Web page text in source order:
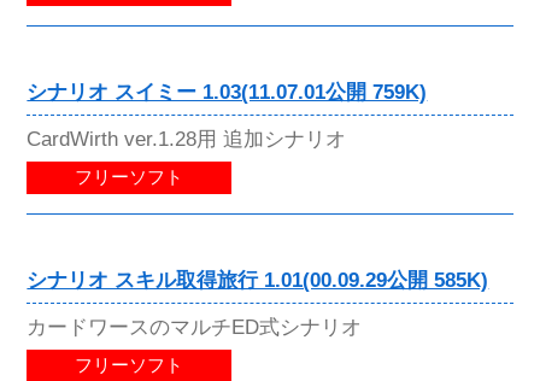
シナリオ スイミー 1.03(11.07.01公開 759K)
CardWirth ver.1.28用 追加シナリオ
フリーソフト
シナリオ スキル取得旅行 1.01(00.09.29公開 585K)
カードワースのマルチED式シナリオ
フリーソフト